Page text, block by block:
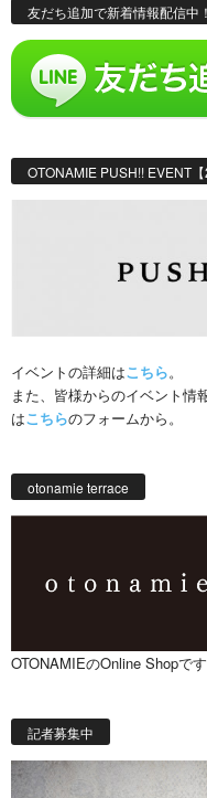
友だち追加で新着情報配信中！
OTONAMIE PUSH!! EVENT
イベントの詳細はこちら。
また、皆様からのイベント情
はこちらのフォームから。
otonamie terrace
OTONAMIEのOnline Shopです
記者募集中